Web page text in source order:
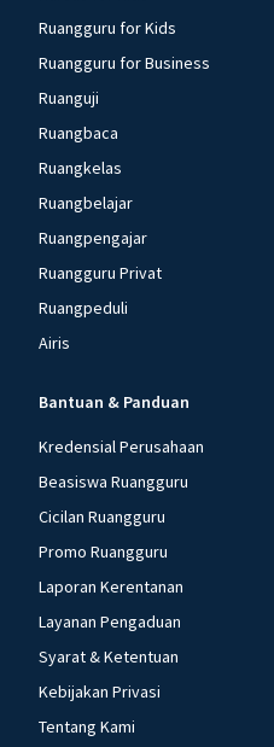
Ruangguru for Kids
Ruangguru for Business
Ruanguji
Ruangbaca
Ruangkelas
Ruangbelajar
Ruangpengajar
Ruangguru Privat
Ruangpeduli
Airis
Bantuan & Panduan
Kredensial Perusahaan
Beasiswa Ruangguru
Cicilan Ruangguru
Promo Ruangguru
Laporan Kerentanan
Layanan Pengaduan
Syarat & Ketentuan
Kebijakan Privasi
Tentang Kami